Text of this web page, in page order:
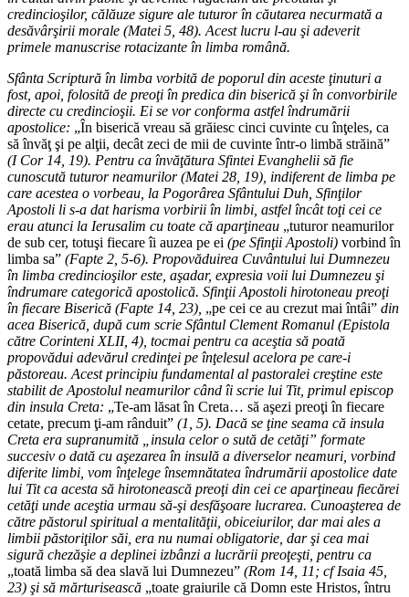
credincioşilor, călăuze sigure ale tuturor în căutarea necurmată a
desăvârşirii morale (Matei 5, 48). Acest lucru l-au şi adeverit
primele manuscrise rotacizante în limba română.
Sfânta Scriptură în limba vorbită de poporul din aceste ţinuturi a
fost, apoi, folosită de preoţi în predica din biserică şi în convorbirile
directe cu credincioşii. Ei se vor conforma astfel îndrumării
apostolice: „În biserică vreau să grăiesc cinci cuvinte cu înţeles, ca
să învăţ şi pe alţii, decât zeci de mii de cuvinte într-o limbă străină”
(I Cor 14, 19). Pentru ca învăţătura Sfintei Evanghelii să fie
cunoscută tuturor neamurilor (Matei 28, 19), indiferent de limba pe
care acestea o vorbeau, la Pogorârea Sfântului Duh, Sfinţilor
Apostoli li s-a dat harisma vorbirii în limbi, astfel încât toţi cei ce
erau atunci la Ierusalim cu toate că aparţineau „tuturor neamurilor
de sub cer, totuşi fiecare îi auzea pe ei (pe Sfinţii Apostoli) vorbind în
limba sa” (Fapte 2, 5-6). Propovăduirea Cuvântului lui Dumnezeu
în limba credincioşilor este, aşadar, expresia voii lui Dumnezeu şi
îndrumare categorică apostolică. Sfinţii Apostoli hirotoneau preoţi
în fiecare Biserică (Fapte 14, 23), „pe cei ce au crezut mai întâi” din
acea Biserică, după cum scrie Sfântul Clement Romanul (Epistola
către Corinteni XLII, 4), tocmai pentru ca aceştia să poată
propovădui adevărul credinţei pe înţelesul acelora pe care-i
păstoreau. Acest principiu fundamental al pastoralei creştine este
stabilit de Apostolul neamurilor când îi scrie lui Tit, primul episcop
din insula Creta: „Te-am lăsat în Creta… să aşezi preoţi în fiecare
cetate, precum ţi-am rânduit” (1, 5). Dacă se ţine seama că insula
Creta era supranumită „insula celor o sută de cetăţi” formate
succesiv o dată cu aşezarea în insulă a diverselor neamuri, vorbind
diferite limbi, vom înţelege însemnătatea îndrumării apostolice date
lui Tit ca acesta să hirotonească preoţi din cei ce aparţineau fiecărei
cetăţi unde aceştia urmau să-şi desfăşoare lucrarea. Cunoaşterea de
către păstorul spiritual a mentalităţii, obiceiurilor, dar mai ales a
limbii păstoriţilor săi, era nu numai obligatorie, dar şi cea mai
sigură chezăşie a deplinei izbânzi a lucrării preoţeşti, pentru ca
„toată limba să dea slavă lui Dumnezeu” (Rom 14, 11; cf Isaia 45,
23) şi să mărturisească „toate graiurile că Domn este Hristos, întru